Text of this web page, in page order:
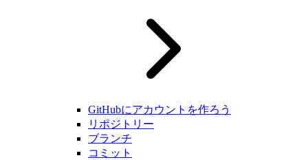
GitHubにアカウントを作ろう
リポジトリー
ブランチ
コミット